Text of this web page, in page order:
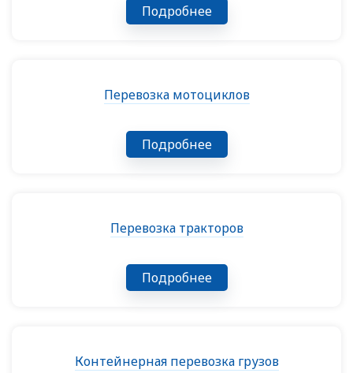
Подробнее
Перевозка мотоциклов
Подробнее
Перевозка тракторов
Подробнее
Контейнерная перевозка грузов